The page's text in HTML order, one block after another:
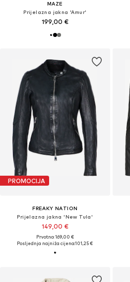
MAZE
Prijelazna jakna 'Amur'
199,00 €
PROMOCIJA
FREAKY NATION
Prijelazna jakna 'New Tula'
149,00 €
Prvotno: 169,00 €
Posljednja najniža cijena:101,25 €